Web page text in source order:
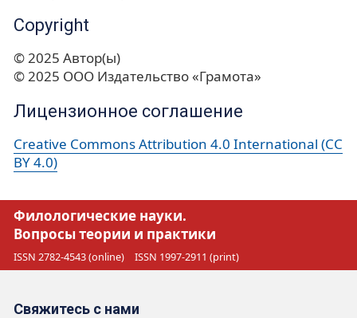
Copyright
© 2025 Автор(ы)
© 2025 ООО Издательство «Грамота»
Лицензионное соглашение
Creative Commons Attribution 4.0 International (CC
BY 4.0)
Филологические науки.
Вопросы теории и практики
ISSN 2782-4543 (online) ISSN 1997-2911 (print)
Свяжитесь с нами